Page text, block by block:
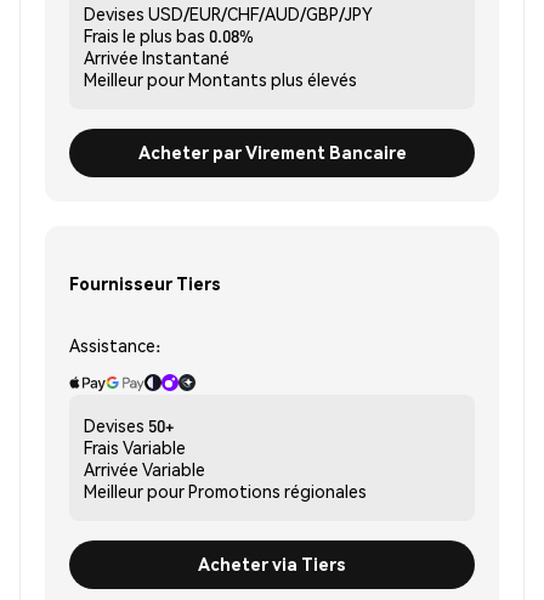
Devises USD/EUR/CHF/AUD/GBP/JPY
Frais le plus bas 0.08%
Arrivée Instantané
Meilleur pourMontants plus élevés
Acheter par Virement Bancaire
Fournisseur Tiers
Assistance:
Devises 50+
Frais Variable
Arrivée Variable
Meilleur pourPromotions régionales
Acheter via Tiers